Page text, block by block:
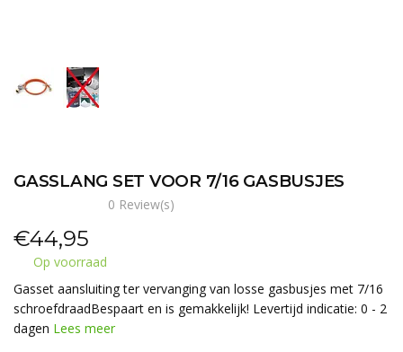
GASSLANG SET VOOR 7/16 GASBUSJES
0 Review(s)
€44,95
Op voorraad
Gasset aansluiting ter vervanging van losse gasbusjes met 7/16
schroefdraadBespaart en is gemakkelijk! Levertijd indicatie: 0 - 2
dagen Lees meer